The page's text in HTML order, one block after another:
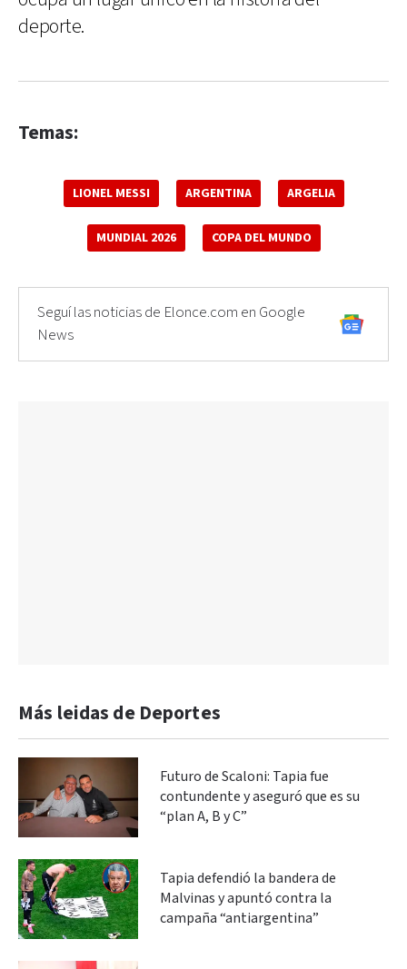
deporte.
Temas:
LIONEL MESSI ARGENTINA ARGELIA
MUNDIAL 2026 COPA DEL MUNDO
Seguí las noticias de Elonce.com en Google
News
Más leidas de Deportes
Futuro de Scaloni: Tapia fue
contundente y aseguró que es su
“plan A, B y C”
Tapia defendió la bandera de
Malvinas y apuntó contra la
campaña “antiargentina”